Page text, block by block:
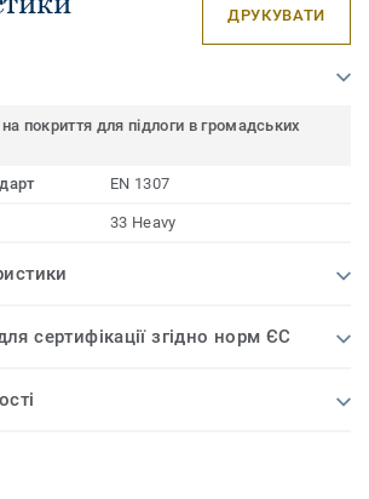
ДРУКУВАТИ
покриття для підлоги в громадських
EN 1307
33 Heavy
сертифікації згідно норм ЄС